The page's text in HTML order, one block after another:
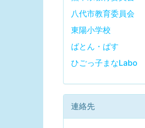
八代市教育委員会
東陽小学校
ばとん・ぱす
ひごっ子まなLabo
連絡先